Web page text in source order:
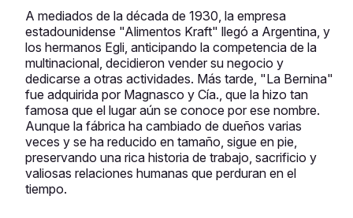
A mediados de la década de 1930, la empresa
estadounidense "Alimentos Kraft" llegó a Argentina, y
los hermanos Egli, anticipando la competencia de la
multinacional, decidieron vender su negocio y
dedicarse a otras actividades. Más tarde, "La Bernina"
fue adquirida por Magnasco y Cía., que la hizo tan
famosa que el lugar aún se conoce por ese nombre.
Aunque la fábrica ha cambiado de dueños varias
veces y se ha reducido en tamaño, sigue en pie,
preservando una rica historia de trabajo, sacrificio y
valiosas relaciones humanas que perduran en el
tiempo.